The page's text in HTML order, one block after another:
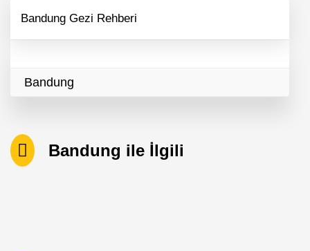
Bandung Gezi Rehberi
Bandung
Bandung ile İlgili